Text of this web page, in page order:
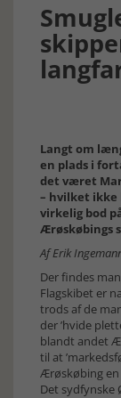
Langt om
en plads i
det været
– hvilket
virkelig bod
Ærøskøbings
Af Erik
Der findes
Flagskibet er
trods af de
der ’hvide
blandt andet
til at
Ærøskøbing en
Det sydfynske